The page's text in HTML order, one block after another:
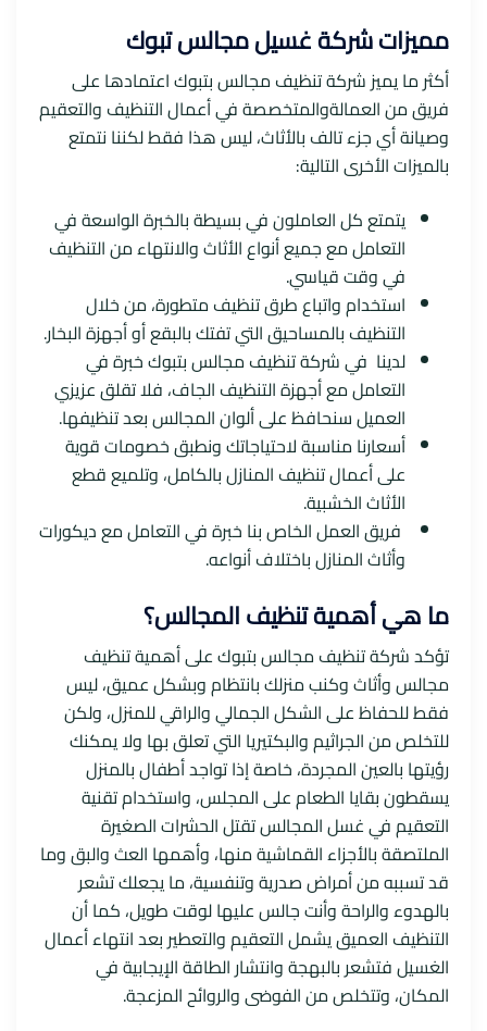
مميزات شركة غسيل مجالس تبوك
أكثر ما يميز شركة تنظيف مجالس بتبوك اعتمادها على
فريق من العمالةوالمتخصصة في أعمال التنظيف والتعقيم
وصيانة أي جزء تالف بالأثاث، ليس هذا فقط لكننا نتمتع
بالميزات الأخرى التالية:
يتمتع كل العاملون في بسيطة بالخبرة الواسعة في
التعامل مع جميع أنواع الأثاث والانتهاء من التنظيف
في وقت قياسي.
استخدام واتباع طرق تنظيف متطورة، من خلال
التنظيف بالمساحيق التي تفتك بالبقع أو أجهزة البخار.
لدينا في شركة تنظيف مجالس بتبوك خبرة في
التعامل مع أجهزة التنظيف الجاف، فلا تقلق عزيزي
العميل سنحافظ على ألوان المجالس بعد تنظيفها.
أسعارنا مناسبة لاحتياجاتك ونطبق خصومات قوية
على أعمال تنظيف المنازل بالكامل، وتلميع قطع
الأثاث الخشبية.
فريق العمل الخاص بنا خبرة في التعامل مع ديكورات
وأثاث المنازل باختلاف أنواعه.
ما هي أهمية تنظيف المجالس؟
تؤكد شركة تنظيف مجالس بتبوك على أهمية تنظيف
مجالس وأثاث وكنب منزلك بانتظام وبشكل عميق، ليس
فقط للحفاظ على الشكل الجمالي والراقي للمنزل، ولكن
للتخلص من الجراثيم والبكتيريا التي تعلق بها ولا يمكنك
رؤيتها بالعين المجردة، خاصة إذا تواجد أطفال بالمنزل
يسقطون بقايا الطعام على المجلس، واستخدام تقنية
التعقيم في غسل المجالس تقتل الحشرات الصغيرة
الملتصقة بالأجزاء القماشية منها، وأهمها العث والبق وما
قد تسببه من أمراض صدرية وتنفسية، ما يجعلك تشعر
بالهدوء والراحة وأنت جالس عليها لوقت طويل، كما أن
التنظيف العميق يشمل التعقيم والتعطير بعد انتهاء أعمال
الغسيل فتشعر بالبهجة وانتشار الطاقة الإيجابية في
المكان، وتتخلص من الفوضى والروائح المزعجة.